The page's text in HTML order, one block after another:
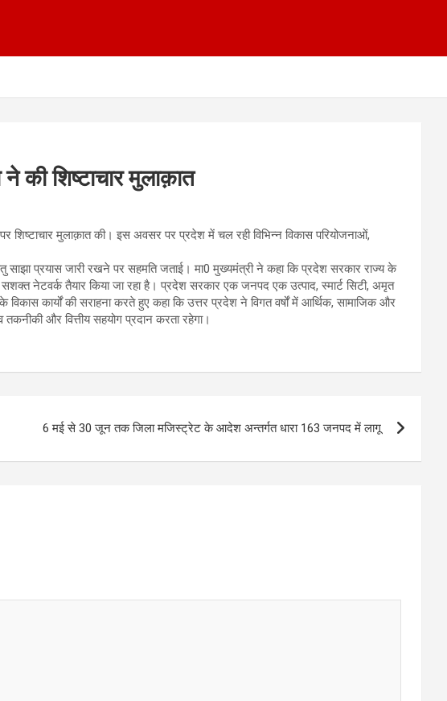
की शिष्टाचार मुलाक़ात
मुलाक़ात की। इस अवसर पर प्रदेश में चल रही विभिन्न विकास परियोजनाओं,
साझा प्रयास जारी रखने पर सहमति जताई। मा0 मुख्यमंत्री ने कहा कि प्रदेश सरकार राज्य के
नेटवर्क तैयार किया जा रहा है। प्रदेश सरकार एक जनपद एक उत्पाद, स्मार्ट सिटी, अमृत
कार्यों की सराहना करते हुए कहा कि उत्तर प्रदेश ने विगत वर्षों में आर्थिक, सामाजिक और
और वित्तीय सहयोग प्रदान करता रहेगा।
6 मई से 30 जून तक जिला मजिस्ट्रेट के आदेश अन्तर्गत धारा 163 जनपद में लागू